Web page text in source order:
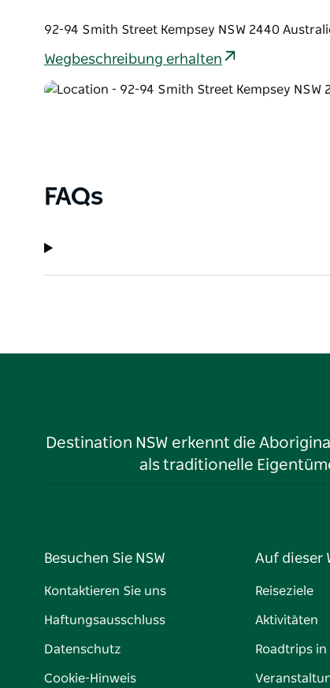
92-94 Smith Street Kempsey NSW 2440
Wegbeschreibung erhalten
FAQs
Destination NSW erkennt die
als traditionelle
Besuchen Sie NSW
Kontaktieren Sie uns
Haftungsausschluss
Datenschutz
Cookie-Hinweis
Auf dieser
Reiseziele
Aktivitäten
Roadtrips in